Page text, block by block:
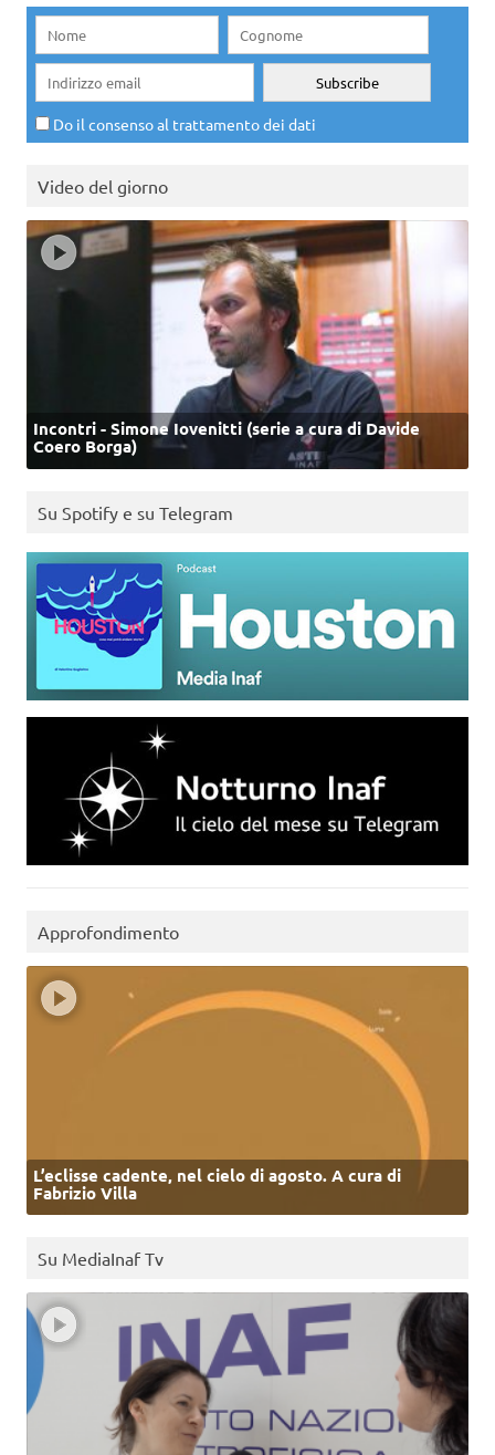
Do il consenso al trattamento dei dati
Video del giorno
Incontri - Simone Iovenitti (serie a cura di Davide
Coero Borga)
Su Spotify e su Telegram
Approfondimento
L’eclisse cadente, nel cielo di agosto. A cura di
Fabrizio Villa
Su MediaInaf Tv